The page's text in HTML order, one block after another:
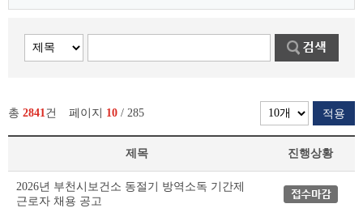
총 2841건 페이지 10 / 285 적용
부
천
제목 진행상황
2026년 부천시보건소 동절기 방역소독 기간제
근로자 채용 공고